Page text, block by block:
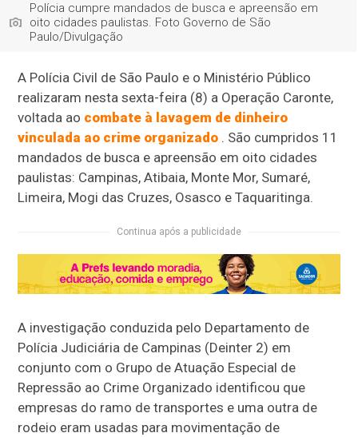
Polícia cumpre mandados de busca e apreensão em
oito cidades paulistas. Foto Governo de São
Paulo/Divulgação
A Polícia Civil de São Paulo e o Ministério Público
realizaram nesta sexta-feira (8) a Operação Caronte,
voltada ao combate à lavagem de dinheiro
vinculada ao crime organizado . São cumpridos 11
mandados de busca e apreensão em oito cidades
paulistas: Campinas, Atibaia, Monte Mor, Sumaré,
Limeira, Mogi das Cruzes, Osasco e Taquaritinga.
Continua após a publicidade
A investigação conduzida pelo Departamento de
Polícia Judiciária de Campinas (Deinter 2) em
conjunto com o Grupo de Atuação Especial de
Repressão ao Crime Organizado identificou que
empresas do ramo de transportes e uma outra de
rodeio eram usadas para movimentação de